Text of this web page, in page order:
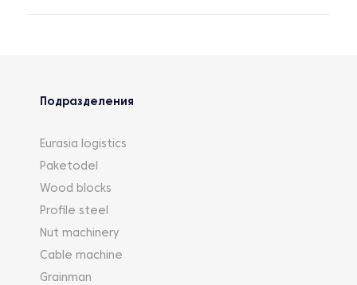
Подразделения
Eurasia logistics
Paketodel
Wood blocks
Profile steel
Nut machinery
Cable machine
Grainman